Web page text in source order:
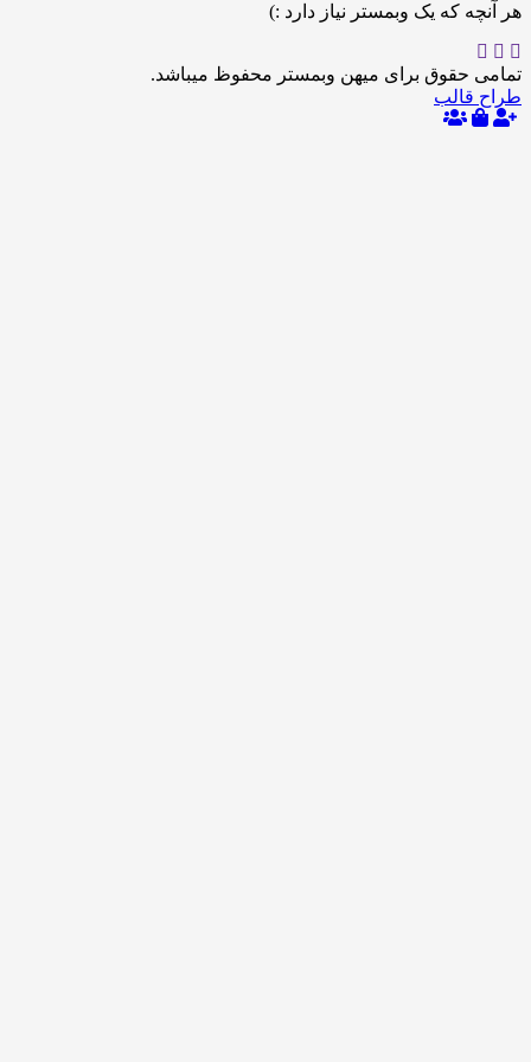
که یک وبمستر نیاز دارد :)
برای میهن وبمستر محفوظ میباشد.